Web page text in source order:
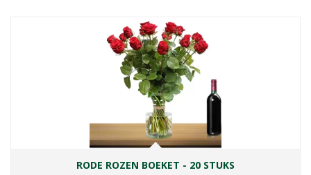
RODE ROZEN BOEKET - 20 STUKS